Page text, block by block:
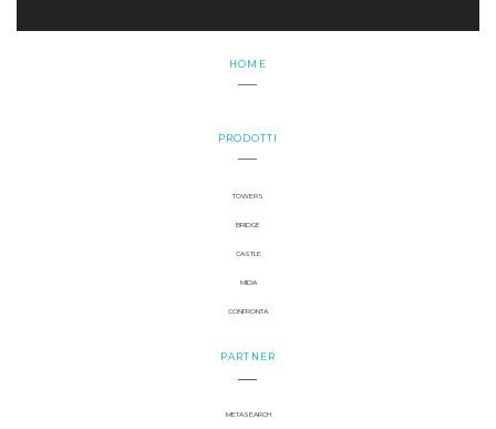
HOME
PRODOTTI
TOWERS
BRIDGE
CASTLE
MIDA
CONFRONTA
PARTNER
METASEARCH